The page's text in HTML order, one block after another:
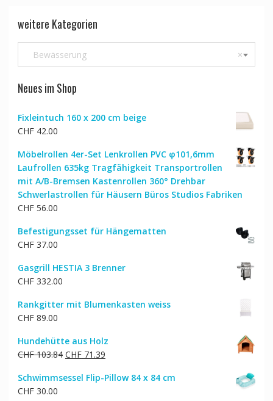
weitere Kategorien
×
Bewässerung
Neues im Shop
Fixleintuch 160 x 200 cm beige
CHF42.00
Möbelrollen 4er-Set Lenkrollen PVC φ101,6mm
Laufrollen 635kg Tragfähigkeit Transportrollen
mit A/B-Bremsen Kastenrollen 360° Drehbar
Schwerlastrollen für Häusern Büros Studios Fabriken
CHF56.00
Befestigungsset für Hängematten
CHF37.00
Gasgrill HESTIA 3 Brenner
CHF332.00
Rankgitter mit Blumenkasten weiss
CHF89.00
Hundehütte aus Holz
CHF103.84 Ursprünglicher
war:
CHF71.39Aktueller
ist:
Schwimmsessel Flip-Pillow 84 x 84 cm
CHF30.00